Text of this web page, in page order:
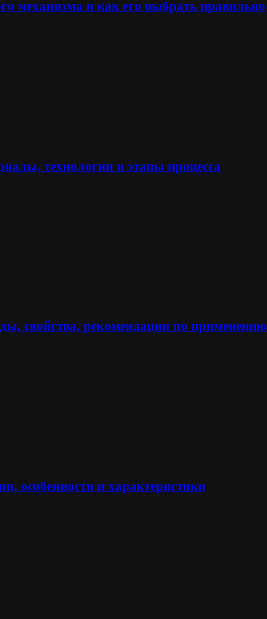
механизма и как его выбрать правильно
технологии и этапы процесса
свойства, рекомендации по применению
особенности и характеристики